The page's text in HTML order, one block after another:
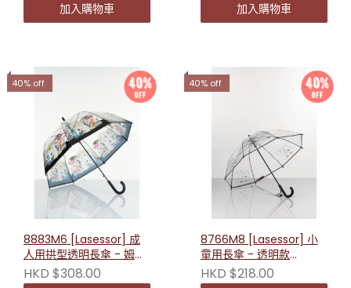
加入購物車 加入購物車
40% off
8883M6 [Lasessor] 成
人用拱型透明長傘 - 姆明
漫畫 8106336250002
HKD $308.00
40% off
8766M8 [Lasessor] 小
童用長傘 - 透明款
6430011592760
HKD $218.00